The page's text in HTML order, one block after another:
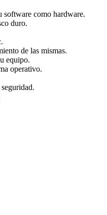
software como hardware.
duro.
de las mismas.
equipo.
operativo.